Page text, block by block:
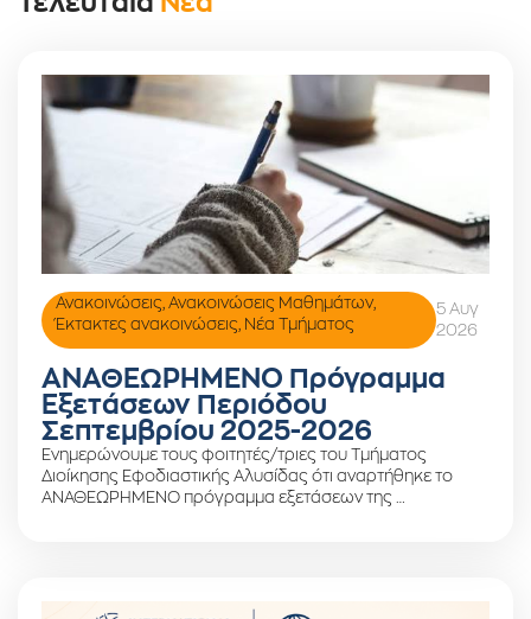
Ανακοινώσεις Ανακοινώσεις Μαθημάτων,
Έκτακτες ανακοινώσεις
Νέα Τμήματος
5 Αυγ
2026
ΑΝΑΘΕΩΡΗΜΕΝΟ Πρόγραμμα
Εξετάσεων Περιόδου
Σεπτεμβρίου 2025-2026
Ενημερώνουμε τους φοιτητές/τριες του Τμήματος
Διοίκησης Εφοδιαστικής Αλυσίδας ότι αναρτήθηκε το
ΑΝΑΘΕΩΡΗΜΕΝΟ πρόγραμμα εξετάσεων της …